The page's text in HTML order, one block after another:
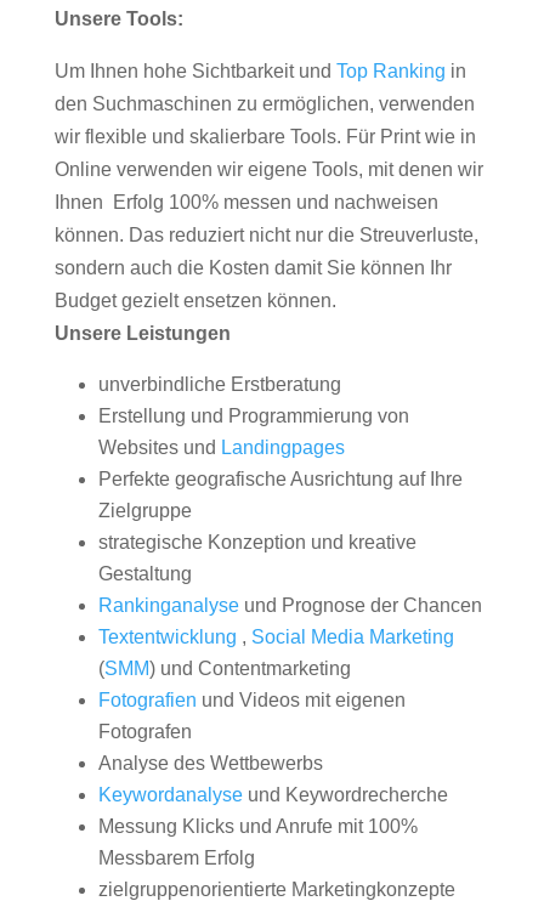
Unsere Tools:
Um Ihnen hohe Sichtbarkeit und Top Ranking in
den Suchmaschinen zu ermöglichen, verwenden
wir flexible und skalierbare Tools. Für Print wie in
Online verwenden wir eigene Tools, mit denen wir
Ihnen Erfolg 100% messen und nachweisen
können. Das reduziert nicht nur die Streuverluste,
sondern auch die Kosten damit Sie können Ihr
Budget gezielt ensetzen können.
Unsere Leistungen
unverbindliche Erstberatung
Erstellung und Programmierung von
Websites und Landingpages
Perfekte geografische Ausrichtung auf Ihre
Zielgruppe
strategische Konzeption und kreative
Gestaltung
Rankinganalyseund Prognose der Chancen
Textentwicklung , Social Media Marketing
(SMM) und Contentmarketing
Fotografien und Videos mit eigenen
Fotografen
Analyse des Wettbewerbs
Keywordanalyseund Keywordrecherche
Messung Klicks und Anrufe mit 100%
Messbarem Erfolg
zielgruppenorientierte Marketingkonzepte